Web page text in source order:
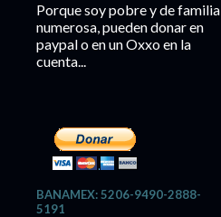
Porque soy pobre y de familia
numerosa, pueden donar en
paypal o en un Oxxo en la
cuenta...
BANAMEX: 5206-9490-2888-
5191